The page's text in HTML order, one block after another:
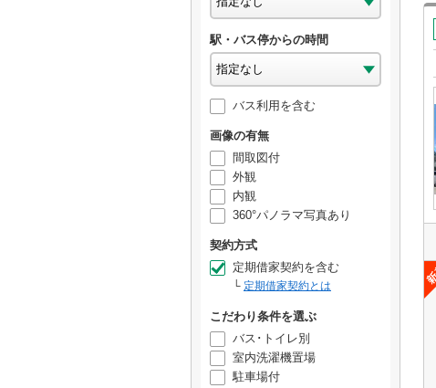
駅・バス停からの時間
バス利用を含む
画像の有無
間取図付
外観
内観
360°パノラマ写真あり
契約方式
定期借家契約を含む
定期借家契約とは
こだわり条件を選ぶ
バス･トイレ別
室内洗濯機置場
駐車場付